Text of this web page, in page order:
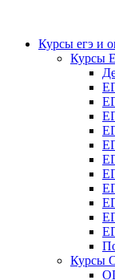
Курсы егэ и
Курсы
Курсы